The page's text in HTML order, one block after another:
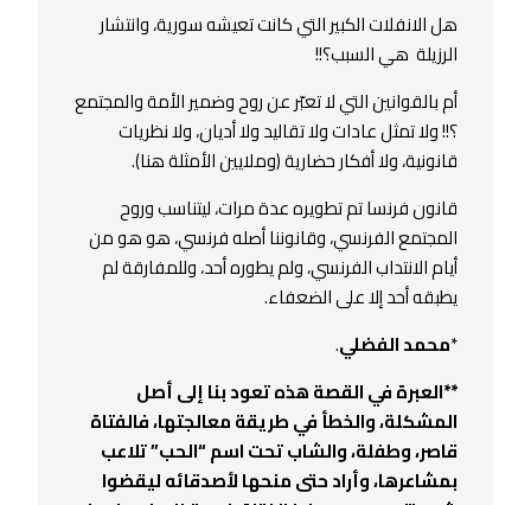
هل الانفلات الكبير التي كانت تعيشه سورية، وانتشار
الرزيلة هي السبب؟!!
أم بالقوانين التي ﻻ تعبّر عن روح وضمير الأمة والمجتمع
؟!! وﻻ تمثل عادات وﻻ تقاليد وﻻ أديان، وﻻ نظريات
قانونية، وﻻ أفكار حضارية (وملايين الأمثلة هنا).
قانون فرنسا تم تطويره عدة مرات، ليتناسب وروح
المجتمع الفرنسي، وقانوننا أصله فرنسي، هو هو من
أيام الانتداب الفرنسي، ولم يطوره أحد، وللمفارقة لم
يطبقه أحد إلا على الضعفاء.
*محمد الفضلي.
**العبرة في القصة هذه تعود بنا إلى أصل
المشكلة، والخطأ في طريقة معالجتها، فالفتاة
قاصر، وطفلة، والشاب تحت اسم “الحب” تلاعب
بمشاعرها، وأراد حتى منحها لأصدقائه ليقضوا